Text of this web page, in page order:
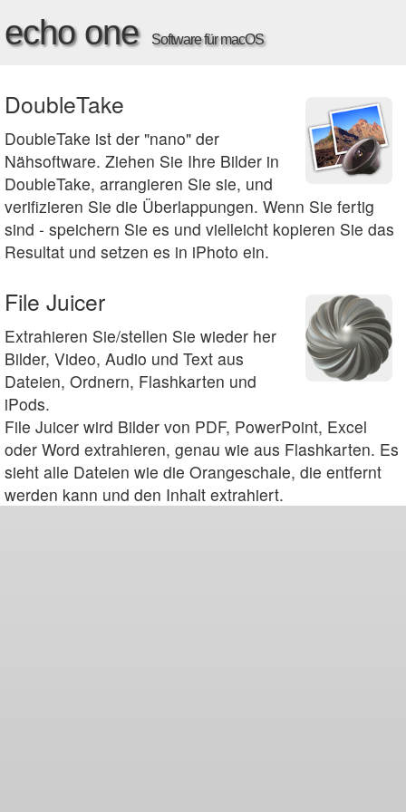
echo one Software für macOS
DoubleTake
DoubleTake ist der "nano" der
Nähsoftware. Ziehen Sie Ihre Bilder in
DoubleTake, arrangieren Sie sie, und
verifizieren Sie die Überlappungen. Wenn Sie fertig
sind - speichern Sie es und vielleicht kopieren Sie das
Resultat und setzen es in iPhoto ein.
File Juicer
Extrahieren Sie/stellen Sie wieder her
Bilder, Video, Audio und Text aus
Dateien, Ordnern, Flashkarten und
iPods.
File Juicer wird Bilder von PDF, PowerPoint, Excel
oder Word extrahieren, genau wie aus Flashkarten. Es
sieht alle Dateien wie die Orangeschale, die entfernt
werden kann und den Inhalt extrahiert.